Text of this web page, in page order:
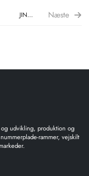
Næste
JING-
– til større
udvikling, produktion og
rammer, vejskilt